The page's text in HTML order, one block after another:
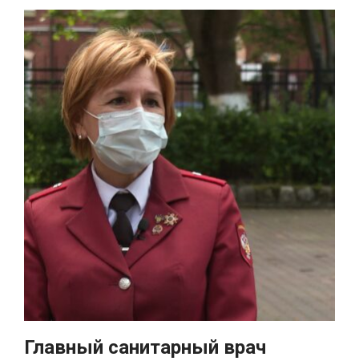
Главный санитарный врач